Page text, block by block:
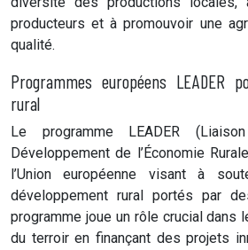
producteurs et à promouvoir une
qualité.
Programmes européens LEADER
rural
Le programme LEADER
Développement de l’Économie
l’Union européenne visant à
développement rural portés par
programme joue un rôle crucial dans
du terroir en finançant des projets